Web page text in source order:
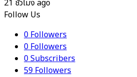
21 ชั่วโมง ago
Follow Us
0Followers
0Followers
0Subscribers
59Followers